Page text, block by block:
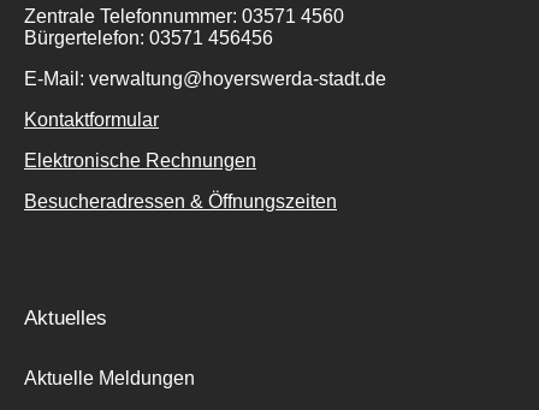
Zentrale Telefonnummer: 03571 4560
Bürgertelefon: 03571 456456
E-Mail: verwaltung@hoyerswerda-stadt.de
Kontaktformular
Elektronische Rechnungen
Besucheradressen & Öffnungszeiten
Aktuelles
Aktuelle Meldungen